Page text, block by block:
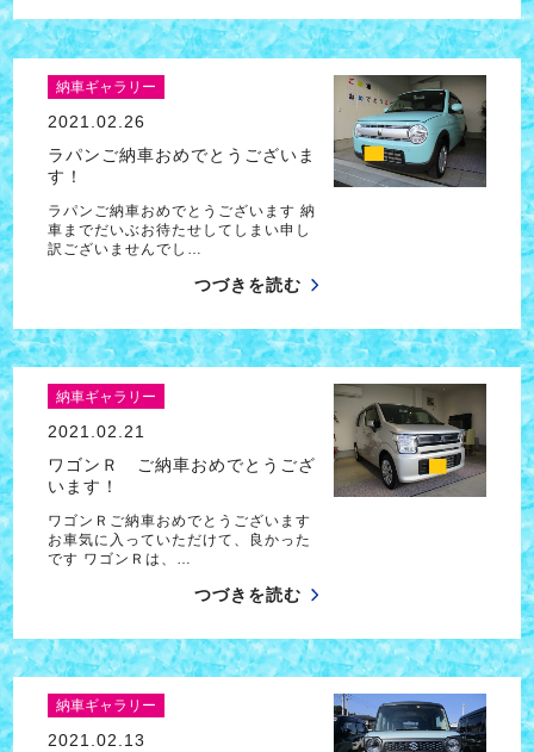
納車ギャラリー
2021.02.26
ラパンご納車おめでとうございま
す！
ラパンご納車おめでとうございます 納
車までだいぶお待たせしてしまい申し
訳ございませんでし…
つづきを読む
納車ギャラリー
2021.02.21
ワゴンＲ ご納車おめでとうござ
います！
ワゴンＲご納車おめでとうございます
お車気に入っていただけて、良かった
です ワゴンＲは、…
つづきを読む
納車ギャラリー
2021.02.13